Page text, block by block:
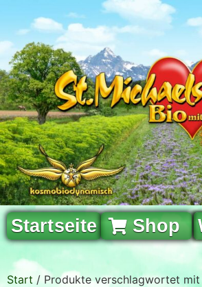
Startseite Shop
Start / Produkte verschlagwortet mit